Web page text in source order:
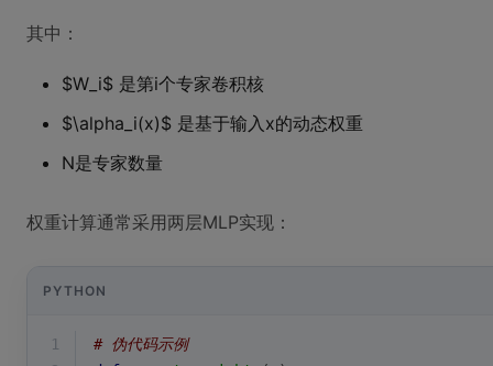
其中：
$W_i$ 是第i个专家卷积核
$\alpha_i(x)$ 是基于输入x的动态权重
N是专家数量
权重计算通常采用两层MLP实现：
PYTHON
1
# 伪代码示例